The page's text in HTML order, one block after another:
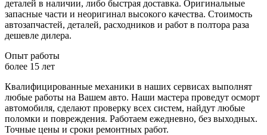
деталей в наличии, либо быстрая доставка. Оригинальные
запасные части и неоригинал высокого качества. Стоимость
автозапчастей, деталей, расходников и работ в полтора раза
дешевле дилера.
Опыт работы
более 15 лет
Квалифицированные механики в наших сервисах выполнят
любые работы на Вашем авто. Наши мастера проведут осморт
автомобиля, сделают проверку всех систем, найдут любые
поломки и повреждения. Работаем ежедневно, без выходных.
Точные цены и сроки ремонтных работ.